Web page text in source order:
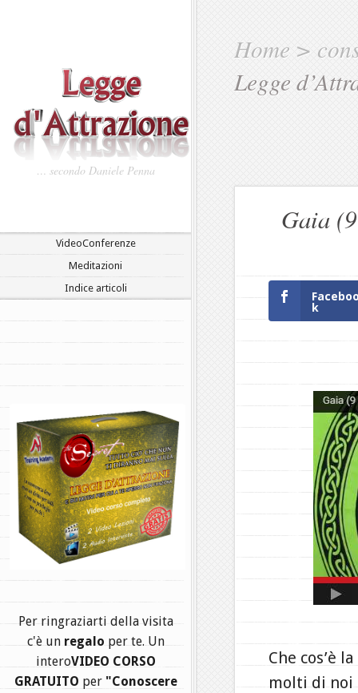
… secondo Daniele Penna
VideoConferenze
Meditazioni
Indice articoli
.
Per ringraziarti della visita
c'è un regalo per te. Un
interoVIDEO CORSO
GRATUITO per "Conoscere
Home >
Legge
Gaia
k
Che cos’è
molti di noi